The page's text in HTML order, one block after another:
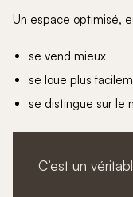
Un espace optimisé,
se vend mieux
se loue plus
se distingue sur le
C’est un